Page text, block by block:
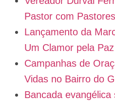
Pastor com
Lançamento da
Um Clamor pela Paz
Campanhas de
Vidas no Bairro do
Bancada